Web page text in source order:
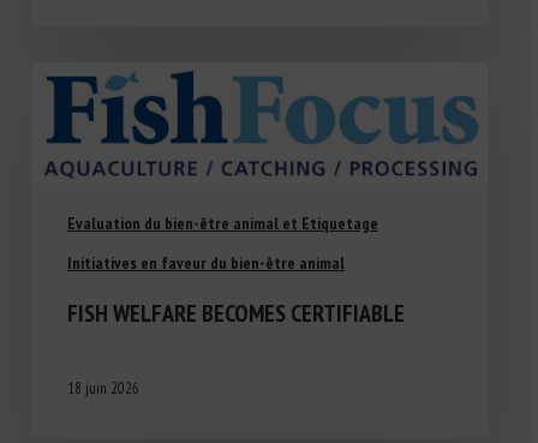
Evaluation du bien-être animal et Etiquetage
Initiatives en faveur du bien-être animal
FISH WELFARE BECOMES CERTIFIABLE
18 juin 2026